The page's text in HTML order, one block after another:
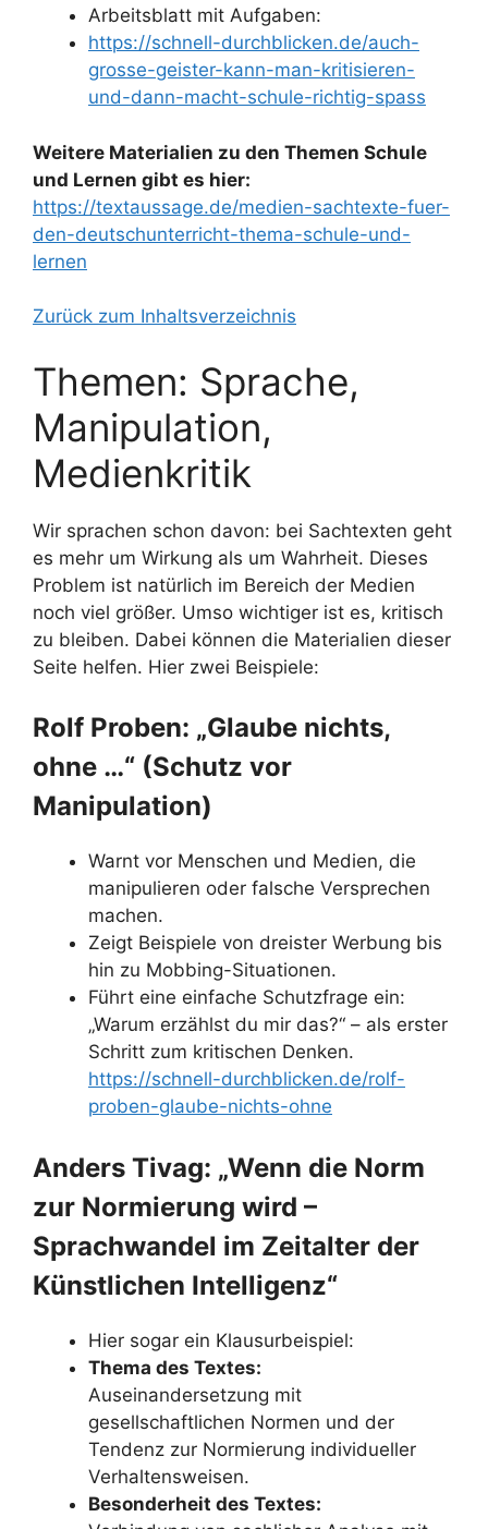
Arbeitsblatt mit Aufgaben:
https://schnell-durchblicken.de/auch-
grosse-geister-kann-man-kritisieren-
und-dann-macht-schule-richtig-spass
Weitere Materialien zu den Themen Schule
und Lernen gibt es hier:
https://textaussage.de/medien-sachtexte-fuer-
den-deutschunterricht-thema-schule-und-
lernen
Zurück zum Inhaltsverzeichnis
Themen: Sprache,
Manipulation,
Medienkritik
Wir sprachen schon davon: bei Sachtexten geht
es mehr um Wirkung als um Wahrheit. Dieses
Problem ist natürlich im Bereich der Medien
noch viel größer. Umso wichtiger ist es, kritisch
zu bleiben. Dabei können die Materialien dieser
Seite helfen. Hier zwei Beispiele:
Rolf Proben: „Glaube nichts,
ohne …“ (Schutz vor
Manipulation)
Warnt vor Menschen und Medien, die
manipulieren oder falsche Versprechen
machen.
Zeigt Beispiele von dreister Werbung bis
hin zu Mobbing-Situationen.
Führt eine einfache Schutzfrage ein:
„Warum erzählst du mir das?“ – als erster
Schritt zum kritischen Denken.
https://schnell-durchblicken.de/rolf-
proben-glaube-nichts-ohne
Anders Tivag: „Wenn die Norm
zur Normierung wird –
Sprachwandel im Zeitalter der
Künstlichen Intelligenz“
Hier sogar ein Klausurbeispiel:
Thema des Textes:
Auseinandersetzung mit
gesellschaftlichen Normen und der
Tendenz zur Normierung individueller
Verhaltensweisen.​
Besonderheit des Textes: